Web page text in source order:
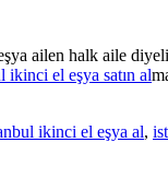
ailen halk aile
ikinci el eşya satın al
ikinci el eşya al,